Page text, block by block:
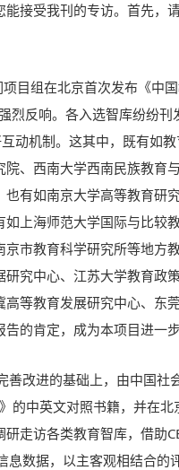
接受我刊的专访。首先，
目组在北京首次发布《中
烈反响。各入选智库纷纷
动机制。这其中，既有如
、西南大学西南民族教育
有如南京大学高等教育研
上海师范大学国际与比较
市教育科学研究所等地方
究中心、江苏大学教育政
等教育发展研究中心、东
的肯定，成为本项目进一
改进的基础上，由中国社
的中英文对照书籍，并在
走访各类教育智库，借助
息数据，以主客观相结合的